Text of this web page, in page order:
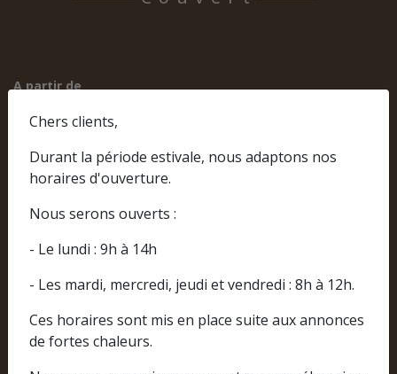
Chers clients,
Durant la période estivale, nous adaptons nos
horaires d'ouverture.
Nous serons ouverts :
- Le lundi : 9h à 14h
- Les mardi, mercredi, jeudi et vendredi : 8h à 12h.
Ces horaires sont mis en place suite aux annonces
de fortes chaleurs.
A partir de